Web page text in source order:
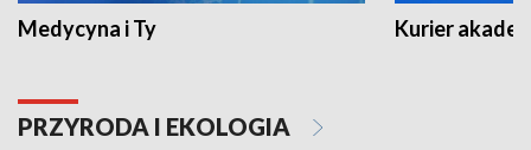
Medycyna i Ty Kurier
PRZYRODA I EKOLOGIA